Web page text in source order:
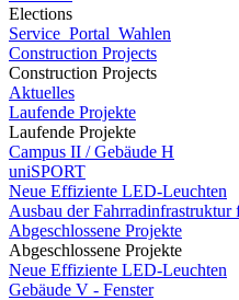
Elections
Service_Portal_Wahlen
Construction Projects
Construction Projects
Aktuelles
Laufende Projekte
Laufende Projekte
Campus II / Gebäude H
uniSPORT
Neue Effiziente LED-Leuchten
Ausbau der
Abgeschlossene Projekte
Abgeschlossene Projekte
Neue Effiziente LED-Leuchten
Gebäude V - Fenster